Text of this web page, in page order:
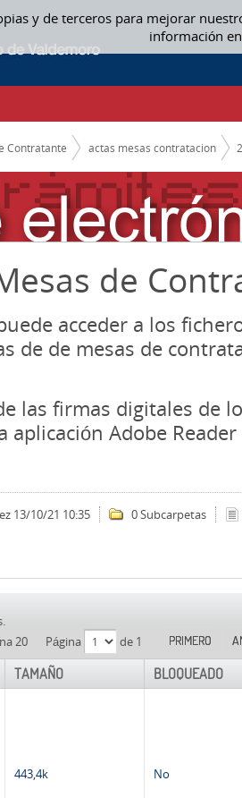
y de terceros para mejorar
información
CONTRATACION
Contratante actas mesas contratacion
de
acceder a los
de de mesas de
las firmas digitales de
aplicación Adobe Reader
13/10/21 10:35 0 Subcarpetas
20
Página de 1 PRIMERO
TAMAÑO BLOQUEADO
443,4k No